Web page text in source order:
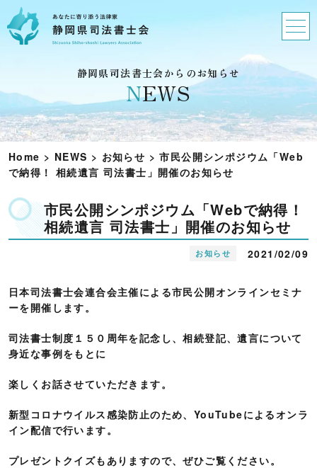
静岡県司法書士会からのお知らせ
NEWS
Home > NEWS > お知らせ >市民公開シンポジウム「Web
で納得！ 相続遺言 司法書士」開催のお知らせ
市民公開シンポジウム「Webで納得！
相続遺言 司法書士」開催のお知らせ
お知らせ 2021/02/09
日本司法書士会連合会主催による市民公開オンラインセミナ
ーを開催します。
司法書士制度１５０周年を記念し、相続登記、遺言について
身近な事例をもとに
楽しくお話させていただきます。
新型コロナウイルス感染防止のため、YouTubeによるオンラ
イン配信で行います。
プレゼントクイズもありますので、ぜひご覧ください。